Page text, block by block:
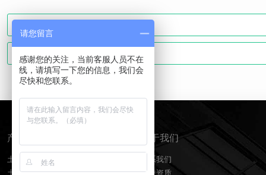
产品分类
土工膜
土工布
关于我们
联系我们
荣誉资质
请您留言
感谢您的关注，当前客服人员不在
线，请填写一下您的信息，我们会
尽快和您联系。